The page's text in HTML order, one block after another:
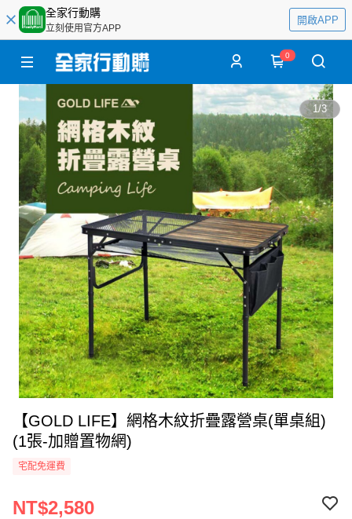
全家行動購
立刻使用官方APP
開啟APP
0
1/3
【GOLD LIFE】網格木紋折疊露營桌(單桌組)
(1張-加贈置物網)
宅配免運費
NT$2,580